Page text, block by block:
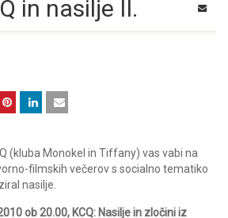
in nasilje II.
(kluba Monokel in Tiffany) vas vabi na
filmskih večerov s socialno tematiko
nasilje.
ob 20.00, KCQ: Nasilje in zločini iz